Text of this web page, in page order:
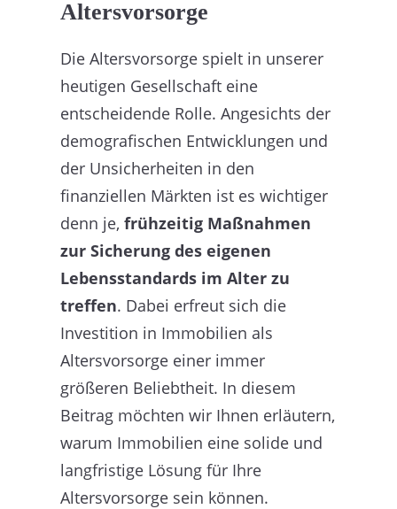
Altersvorsorge
Die Altersvorsorge spielt in unserer
heutigen Gesellschaft eine
entscheidende Rolle. Angesichts der
demografischen Entwicklungen und
der Unsicherheiten in den
finanziellen Märkten ist es wichtiger
denn je, frühzeitig Maßnahmen
zur Sicherung des eigenen
Lebensstandards im Alter zu
treffen. Dabei erfreut sich die
Investition in Immobilien als
Altersvorsorge einer immer
größeren Beliebtheit. In diesem
Beitrag möchten wir Ihnen erläutern,
warum Immobilien eine solide und
langfristige Lösung für Ihre
Altersvorsorge sein können.